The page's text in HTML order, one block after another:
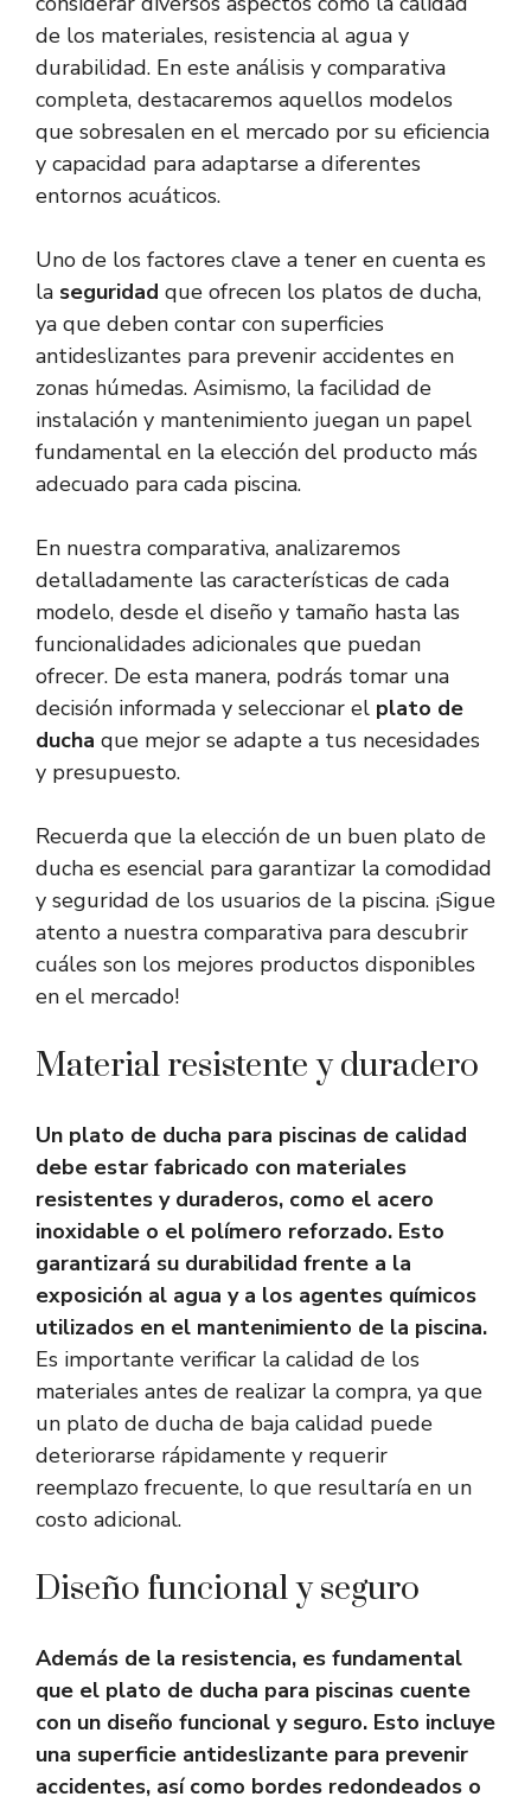
de los materiales, resistencia al agua y
durabilidad. En este análisis y comparativa
completa, destacaremos aquellos modelos
que sobresalen en el mercado por su eficiencia
y capacidad para adaptarse a diferentes
entornos acuáticos.
Uno de los factores clave a tener en cuenta es
la seguridad que ofrecen los platos de ducha,
ya que deben contar con superficies
antideslizantes para prevenir accidentes en
zonas húmedas. Asimismo, la facilidad de
instalación y mantenimiento juegan un papel
fundamental en la elección del producto más
adecuado para cada piscina.
En nuestra comparativa, analizaremos
detalladamente las características de cada
modelo, desde el diseño y tamaño hasta las
funcionalidades adicionales que puedan
ofrecer. De esta manera, podrás tomar una
decisión informada y seleccionar el plato de
ducha que mejor se adapte a tus necesidades
y presupuesto.
Recuerda que la elección de un buen plato de
ducha es esencial para garantizar la comodidad
y seguridad de los usuarios de la piscina. ¡Sigue
atento a nuestra comparativa para descubrir
cuáles son los mejores productos disponibles
en el mercado!
Material resistente y duradero
Un plato de ducha para piscinas de calidad
debe estar fabricado con materiales
resistentes y duraderos, como el acero
inoxidable o el polímero reforzado. Esto
garantizará su durabilidad frente a la
exposición al agua y a los agentes químicos
utilizados en el mantenimiento de la piscina.
Es importante verificar la calidad de los
materiales antes de realizar la compra, ya que
un plato de ducha de baja calidad puede
deteriorarse rápidamente y requerir
reemplazo frecuente, lo que resultaría en un
costo adicional.
Diseño funcional y seguro
Además de la resistencia, es fundamental
que el plato de ducha para piscinas cuente
con un diseño funcional y seguro. Esto incluye
una superficie antideslizante para prevenir
accidentes, así como bordes redondeados o